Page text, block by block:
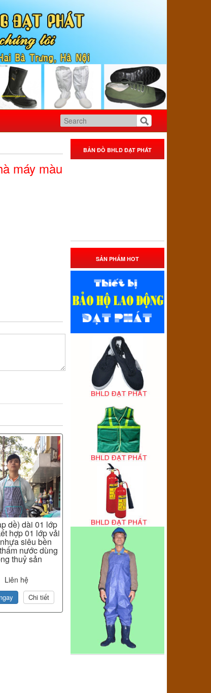
máy màu
dề) dài 01 lớp
hợp 01 lớp vải
siêu bền
nước dùng
thuỷ sản
Liên hệ
Chi tiết
BẢN ĐỒ BHLD ĐẠT PHÁT
SẢN PHẨM HOT